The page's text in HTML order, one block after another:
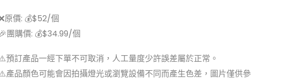
原價: 💰$52/個
🎉團購價: 💰$34.99/個
預訂產品一經下單不可取消，人工量度少許誤差屬於正常。
產品顏色可能會因拍攝燈光或瀏覽設備不同而產生色差，圖片僅供參